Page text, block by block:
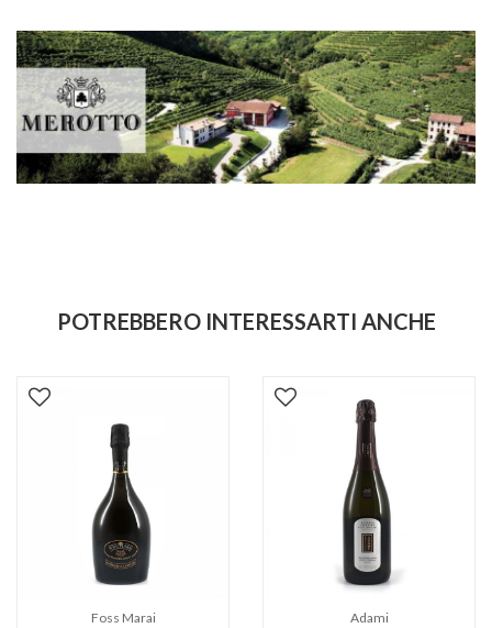
POTREBBERO INTERESSARTI ANCHE
Foss Marai Adami